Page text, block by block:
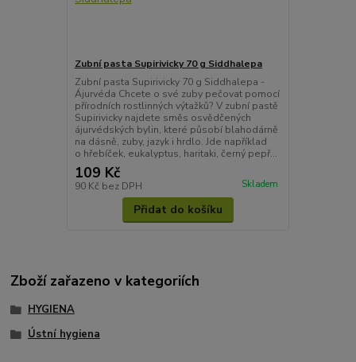
Zubní pasta Supirivicky 70 g Siddhalepa
Zubní pasta Supirivicky 70 g Siddhalepa -
Ájurvéda Chcete o své zuby pečovat pomocí
přírodních rostlinných výtažků? V zubní pastě
Supirivicky najdete směs osvědčených
ájurvédských bylin, které působí blahodárně
na dásně, zuby, jazyk i hrdlo. Jde například
o hřebíček, eukalyptus, haritaki, černý pepř...
109 Kč
90 Kč bez DPH Skladem
Přidat do košíku
Zboží zařazeno v kategoriích
HYGIENA
Ústní hygiena